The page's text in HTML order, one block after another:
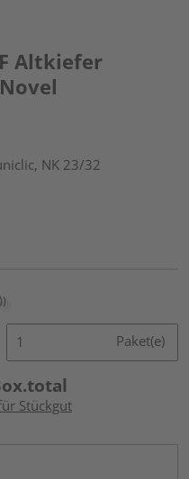
Altkiefer
NK 23/32
Paket(e)
Stückgut